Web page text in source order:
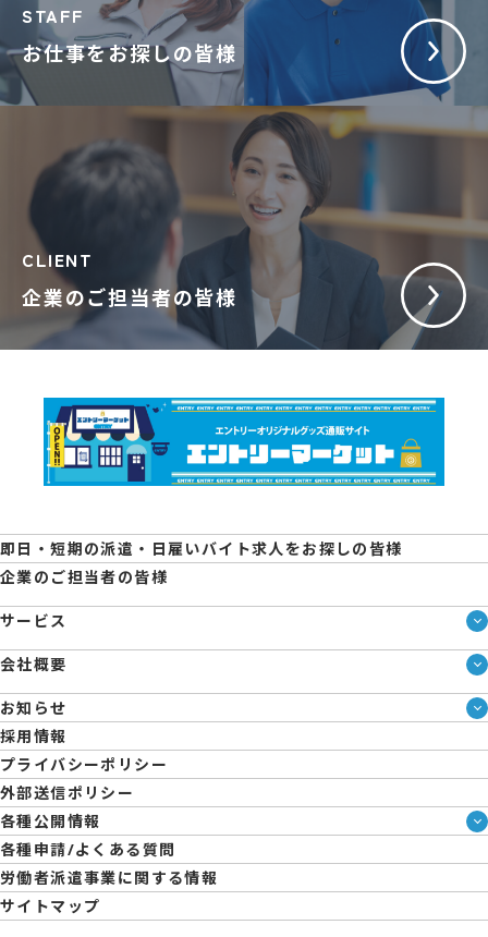
お仕事をお探しの皆様
STAFF
企業のご担当者の皆様
CLIENT
即日・短期の派遣・日雇いバイト求人をお探しの皆様
企業のご担当者の皆様
サービス
サービス一覧
即日・単発のバイト探しは「スマジョブ」
エントリーマーケット
会社概要
会社概要
メディア情報
人材派遣について
コーポレートガバナンス
拠点一覧
日雇派遣の原則禁止について
エントリーのサポートについて
お知らせ
ブログ
企業様向けお役立ちブログ
採用情報
プライバシーポリシー
外部送信ポリシー
各種公開情報
ハラスメント防止・対策方針
育児休業取得率および職場復帰率報告書
各種申請/よくある質問
労働者派遣事業に関する情報
サイトマップ